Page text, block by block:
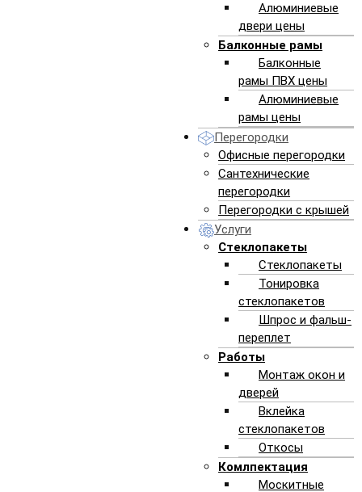
Алюминиевые
двери цены
Балконные рамы
Балконные
рамы ПВХ цены
Алюминиевые
рамы цены
Перегородки
Офисные перегородки
Сантехнические
перегородки
Перегородки с крышей
Услуги
Стеклопакеты
Стеклопакеты
Тонировка
стеклопакетов
Шпрос и фальш-
переплет
Работы
Монтаж окон и
дверей
Вклейка
стеклопакетов
Откосы
Комлпектация
Москитные